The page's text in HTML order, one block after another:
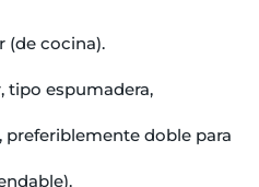
(de cocina).
tipo espumadera,
preferiblemente doble para